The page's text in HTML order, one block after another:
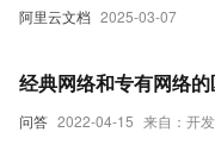
阿里云文档 2025-03-07
问答 2022-04-15 来自：开
经典网络和专有网络的